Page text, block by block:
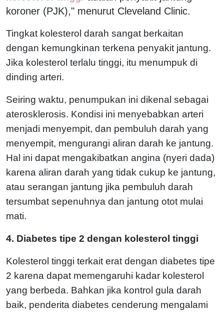
koroner (PJK)," menurut Cleveland Clinic.
Tingkat kolesterol darah sangat berkaitan
dengan kemungkinan terkena penyakit jantung.
Jika kolesterol terlalu tinggi, itu menumpuk di
dinding arteri.
Seiring waktu, penumpukan ini dikenal sebagai
aterosklerosis. Kondisi ini menyebabkan arteri
menjadi menyempit, dan pembuluh darah yang
menyempit, mengurangi aliran darah ke jantung.
Hal ini dapat mengakibatkan angina (nyeri dada)
karena aliran darah yang tidak cukup ke jantung,
atau serangan jantung jika pembuluh darah
tersumbat sepenuhnya dan jantung otot mulai
mati.
4. Diabetes tipe 2 dengan kolesterol tinggi
Kolesterol tinggi terkait erat dengan diabetes tipe
2 karena dapat memengaruhi kadar kolesterol
yang berbeda. Bahkan jika kontrol gula darah
baik, penderita diabetes cenderung mengalami